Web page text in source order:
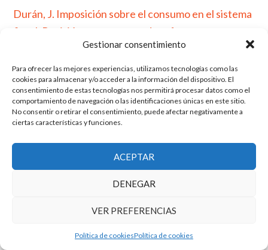
Gestionar consentimiento
Para ofrecer las mejores experiencias, utilizamos tecnologías como las
cookies para almacenar y/o acceder a la información del dispositivo. El
consentimiento de estas tecnologías nos permitirá procesar datos como el
comportamiento de navegación o las identificaciones únicas en este sitio.
No consentir o retirar el consentimiento, puede afectar negativamente a
ciertas características y funciones.
ACEPTAR
DENEGAR
VER PREFERENCIAS
Política de cookiesPolítica de cookies
Durán, J. Imposición sobre el consumo en el sistema
fiscal_Revisión y propuestas de reforma
(presentación Zaragoza 15_11_2013)
El grupo de investigación en Economía Pública cuenta con financiación
Copyright © 2025 ·Monta tu Blog· construido con el framework
Genesis|Login
Cookies|Política de privacidad de datos
Tema para economía pública